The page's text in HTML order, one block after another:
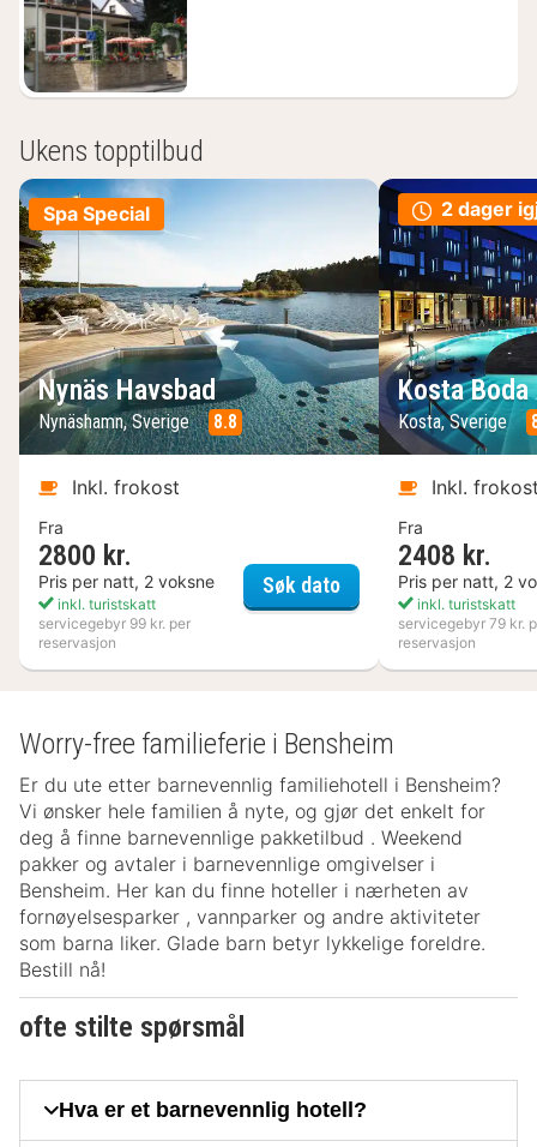
Ukens topptilbud
Spa Special
Nynäs Havsbad
Nynäshamn, Sverige 8.8
Inkl. frokost
Fra
2800 kr.
Pris per natt, 2 voksne
inkl. turistskatt
servicegebyr 99 kr. per
reservasjon
Søk datoNynäs Havsbad
2 dager
Kosta
Kosta, Sverige
Inkl.
Fra
2408 kr.
Pris per natt, 2
inkl. turistskatt
servicegebyr 79 kr.
reservasjon
Worry-free familieferie i Bensheim
Er du ute etter barnevennlig familiehotell i Bensheim?
Vi ønsker hele familien å nyte, og gjør det enkelt for
deg å finne barnevennlige pakketilbud . Weekend
pakker og avtaler i barnevennlige omgivelser i
Bensheim. Her kan du finne hoteller i nærheten av
fornøyelsesparker , vannparker og andre aktiviteter
som barna liker. Glade barn betyr lykkelige foreldre.
Bestill nå!
ofte stilte spørsmål
Hva er et barnevennlig hotell?